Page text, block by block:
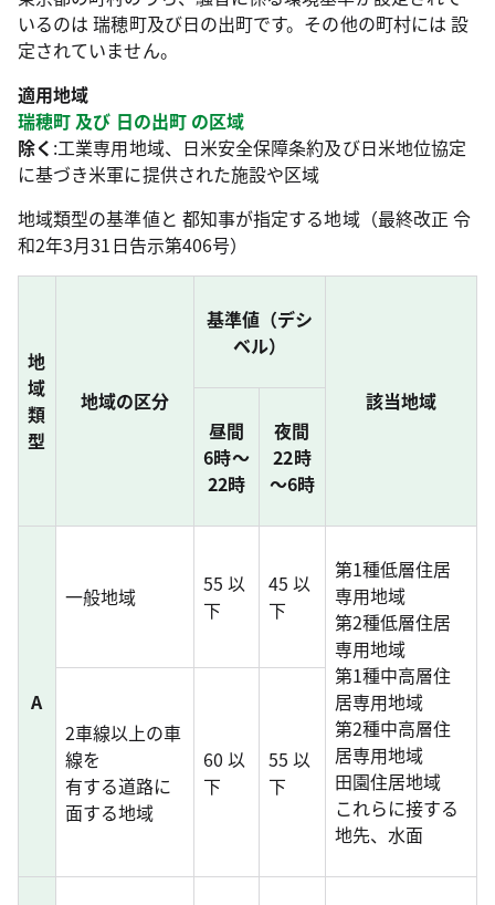
いるのは 瑞穂町及び日の出町です。その他の町村には 設
定されていません。
適用地域
瑞穂町 及び 日の出町 の区域
除く :工業専用地域、日米安全保障条約及び日米地位協定
に基づき米軍に提供された施設や区域
地域類型の基準値と 都知事が指定する地域（最終改正 令
和2年3月31日告示第406号）
地
域
類
型
地域の区分
基準値（デシ
ベル）
該当地域
昼間
6時～
22時
夜間
22時
～6時
A
一般地域
55 以
下
45 以
下
第1種低層住居
専用地域
第2種低層住居
専用地域
第1種中高層住
居専用地域
第2種中高層住
居専用地域
田園住居地域
これらに接する
地先、水面
2車線以上の車
線を
有する道路に
面する地域
60 以
下
55 以
下